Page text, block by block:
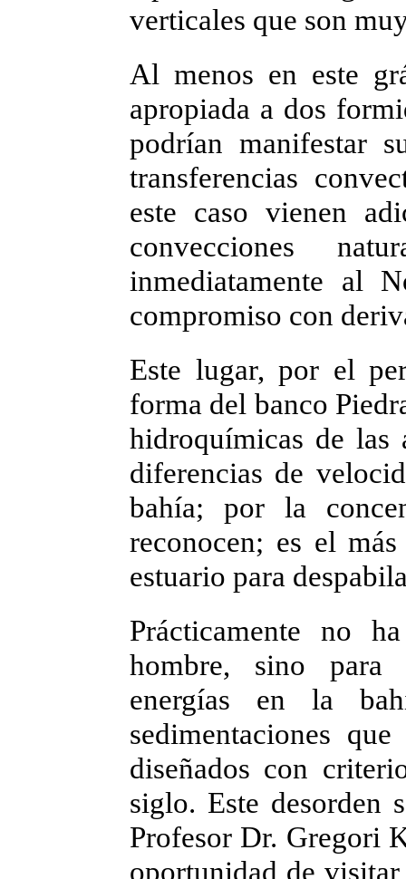
verticales que son
Al menos en este
apropiada a dos
podrían manifestar
transferencias
este caso vienen
convecciones
inmediatamente al
compromiso con
Este lugar, por el
forma del banco
hidroquímicas de las
diferencias de
bahía; por la
reconocen; es el
estuario para
Prácticamente no
hombre, sino para
energías en la
sedimentaciones
diseñados con
siglo. Este desorden
Profesor Dr. Gregori
oportunidad de